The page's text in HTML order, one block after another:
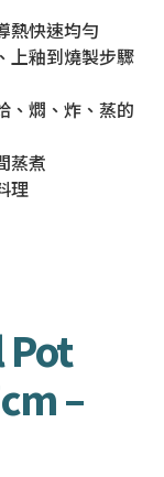
熱快速均勻
上釉到燒製步驟
、燜、炸、蒸的
蒸煮
理
Pot
–